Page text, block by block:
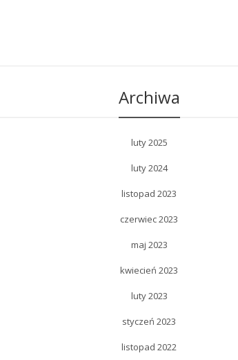
Archiwa
luty 2025
luty 2024
listopad 2023
czerwiec 2023
maj 2023
kwiecień 2023
luty 2023
styczeń 2023
listopad 2022